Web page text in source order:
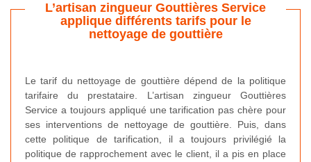
L’artisan zingueur Gouttières Service
applique différents tarifs pour le
nettoyage de gouttière
Le tarif du nettoyage de gouttière dépend de la politique
tarifaire du prestataire. L’artisan zingueur Gouttières
Service a toujours appliqué une tarification pas chère pour
ses interventions de nettoyage de gouttière. Puis, dans
cette politique de tarification, il a toujours privilégié la
politique de rapprochement avec le client, il a pis en place